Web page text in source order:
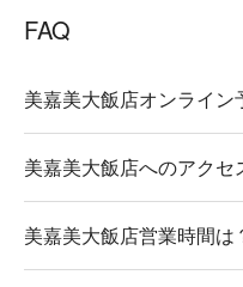
FAQ
美嘉美大飯店オンライン
美嘉美大飯店へのアクセ
美嘉美大飯店営業時間は